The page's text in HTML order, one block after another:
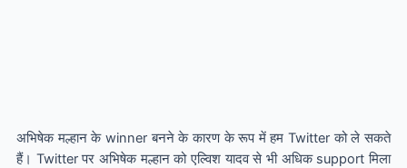
अभिषेक मल्हान के winner बनने के कारण के रूप में हम Twitter को ले सकते
हैं। Twitter पर अभिषेक मल्हान को एल्विश यादव से भी अधिक support मिला